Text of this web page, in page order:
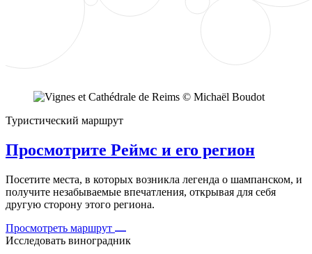
Туристический маршрут
Просмотрите Реймс и его регион
Посетите места, в которых возникла легенда о шампанском, и
получите незабываемые впечатления, открывая для себя
другую сторону этого региона.
Просмотреть маршрут
Исследовать виноградник